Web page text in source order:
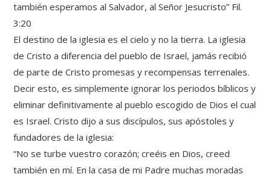
también esperamos al Salvador, al Señor Jesucristo” Fil.
3:20
El destino de la iglesia es el cielo y no la tierra. La iglesia
de Cristo a diferencia del pueblo de Israel, jamás recibió
de parte de Cristo promesas y recompensas terrenales.
Decir esto, es simplemente ignorar los periodos bíblicos y
eliminar definitivamente al pueblo escogido de Dios el cual
es Israel. Cristo dijo a sus discípulos, sus apóstoles y
fundadores de la iglesia:
“No se turbe vuestro corazón; creéis en Dios, creed
también en mí. En la casa de mi Padre muchas moradas